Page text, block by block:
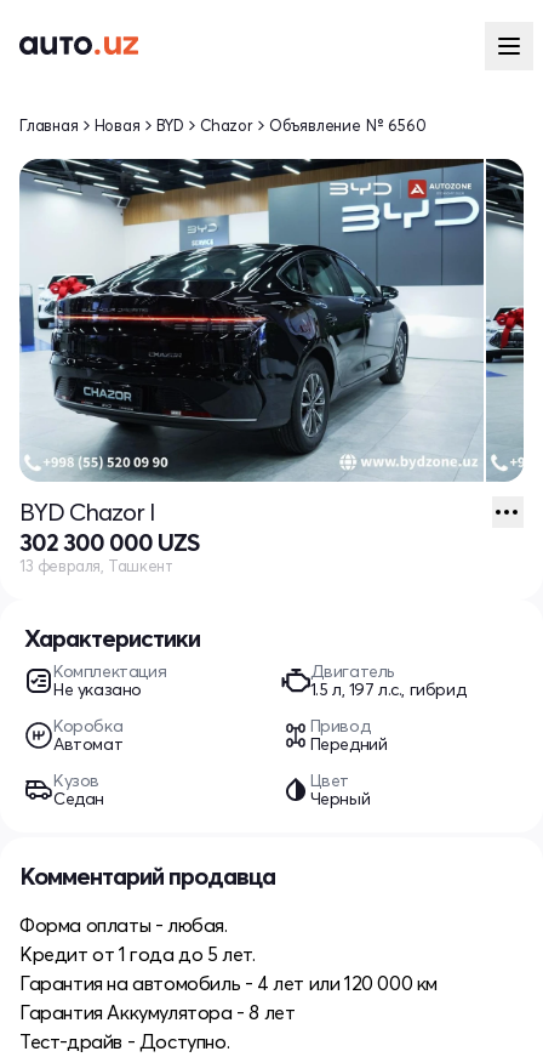
Характеристики
Комплектация
Не указано
Двигатель
1.5 л, 197 л.с., гибрид
Коробка
Автомат
Привод
Передний
Кузов
Седан
Цвет
Черный
Главная Новая BYD Chazor Объявление № 6560
BYD Chazor I
302 300 000 UZS
13 февраля, Ташкент
Комментарий продавца
Форма оплаты - любая.
Кредит от 1 года до 5 лет.
Гарантия на автомобиль - 4 лет или 120 000 км
Гарантия Аккумулятора - 8 лет
Тест-драйв - Доступно.